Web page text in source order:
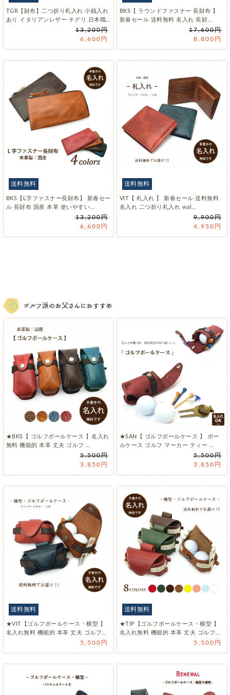
TGR【財布】二つ折り札入れ 小銭入れ
あり イタリアンレザー チグリ 日本職…
13,200円
6,600円
BKS【 ラウンドファスナー 長財布 】
新春セール 送料無料 名入れ 長財…
17,600円
8,800円
送料無料
BKS【L字ファスナー長財布】 新春セー
ル 長財布 国産 本革 使いやすい…
13,200円
6,600円
送料無料
VIT【 札入れ 】 新春セール 送料無料
名入れ 二つ折り札入れ wal…
9,900円
4,950円
★BKS【 ゴルフボールケース 】名入れ
5,500円
3,850円
★SAN【 ゴルフボールケース 】 ボー
ルケース ゴルフ マーカー ティー …
5,500円
3,850円
送料無料
★VIT【ゴルフボールケース・横型 】
名入れ無料 機能的 本革 丈夫 ゴルフ…
5,500円
送料無料
★TIP【ゴルフボールケース・横型 】
名入れ無料 機能的 本革 丈夫 ゴルフ…
5,500円